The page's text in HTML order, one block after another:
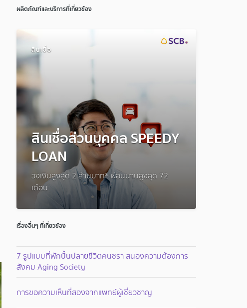
ผลิตภัณฑ์และบริการที่เกี่ยวข้อง
สินเชื่อ
สินเชื่อส่วนบุคคล SPEEDY
LOAN
วงเงินสูงสุด 2 ล้านบาท* ผ่อนนานสูงสุด 72
เดือน
เรื่องอื่นๆ ที่เกี่ยวข้อง
7 รูปแบบที่พักปั้นปลายชีวิตคนชรา สนองความต้องการ
สังคม Aging Society
การขอความเห็นที่สองจากแพทย์ผู้เชี่ยวชาญ